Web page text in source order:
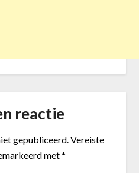
reactie
gepubliceerd.Vereiste
met*